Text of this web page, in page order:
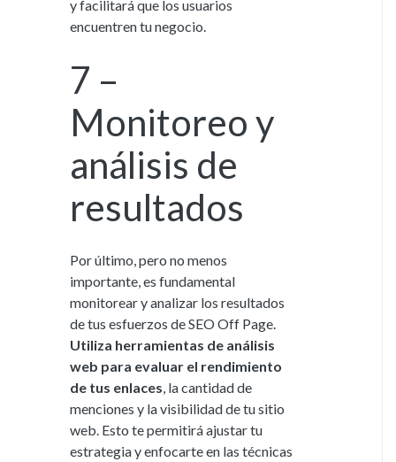
y facilitará que los usuarios
encuentren tu negocio.
7 –
Monitoreo y
análisis de
resultados
Por último, pero no menos
importante, es fundamental
monitorear y analizar los resultados
de tus esfuerzos de SEO Off Page.
Utiliza herramientas de análisis
web para evaluar el rendimiento
de tus enlaces , la cantidad de
menciones y la visibilidad de tu sitio
web. Esto te permitirá ajustar tu
estrategia y enfocarte en las técnicas